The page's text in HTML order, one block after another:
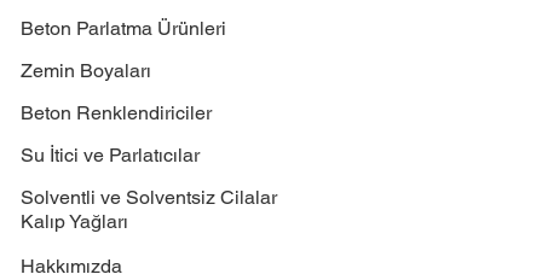
Beton Parlatma Ürünleri
Zemin Boyaları
Beton Renklendiriciler
Su İtici ve Parlatıcılar
Solventli ve Solventsiz Cilalar
Kalıp Yağları
Hakkımızda